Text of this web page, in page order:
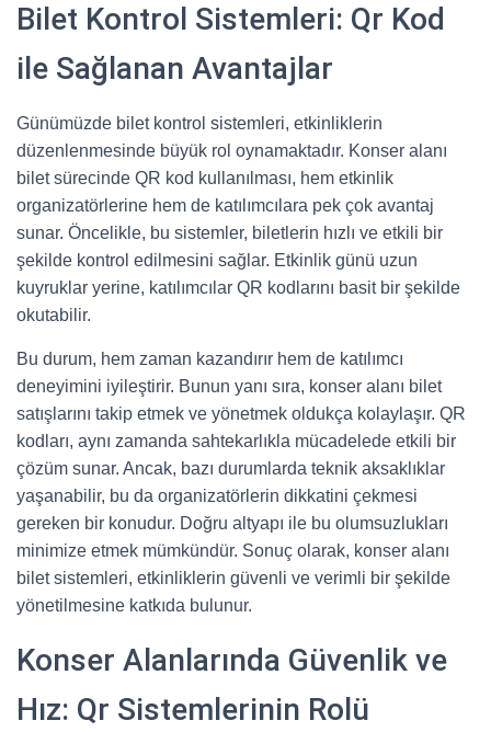
Bilet Kontrol Sistemleri: Qr Kod
ile Sağlanan Avantajlar
Günümüzde bilet kontrol sistemleri, etkinliklerin
düzenlenmesinde büyük rol oynamaktadır. Konser alanı
bilet sürecinde QR kod kullanılması, hem etkinlik
organizatörlerine hem de katılımcılara pek çok avantaj
sunar. Öncelikle, bu sistemler, biletlerin hızlı ve etkili bir
şekilde kontrol edilmesini sağlar. Etkinlik günü uzun
kuyruklar yerine, katılımcılar QR kodlarını basit bir şekilde
okutabilir.
Bu durum, hem zaman kazandırır hem de katılımcı
deneyimini iyileştirir. Bunun yanı sıra, konser alanı bilet
satışlarını takip etmek ve yönetmek oldukça kolaylaşır. QR
kodları, aynı zamanda sahtekarlıkla mücadelede etkili bir
çözüm sunar. Ancak, bazı durumlarda teknik aksaklıklar
yaşanabilir, bu da organizatörlerin dikkatini çekmesi
gereken bir konudur. Doğru altyapı ile bu olumsuzlukları
minimize etmek mümkündür. Sonuç olarak, konser alanı
bilet sistemleri, etkinliklerin güvenli ve verimli bir şekilde
yönetilmesine katkıda bulunur.
Konser Alanlarında Güvenlik ve
Hız: Qr Sistemlerinin Rolü